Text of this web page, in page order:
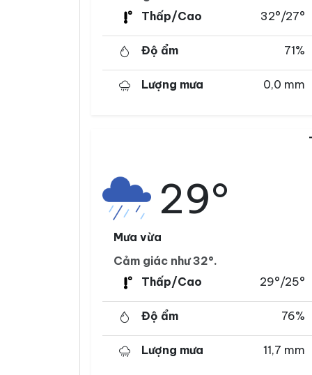
Thấp/Cao
32°/27°
Độ ẩm 71%
Lượng mưa 0,0 mm
29°
Mưa vừa
Cảm giác như 32°.
Thấp/Cao
29°/25°
Độ ẩm 76%
Lượng mưa 11,7 mm